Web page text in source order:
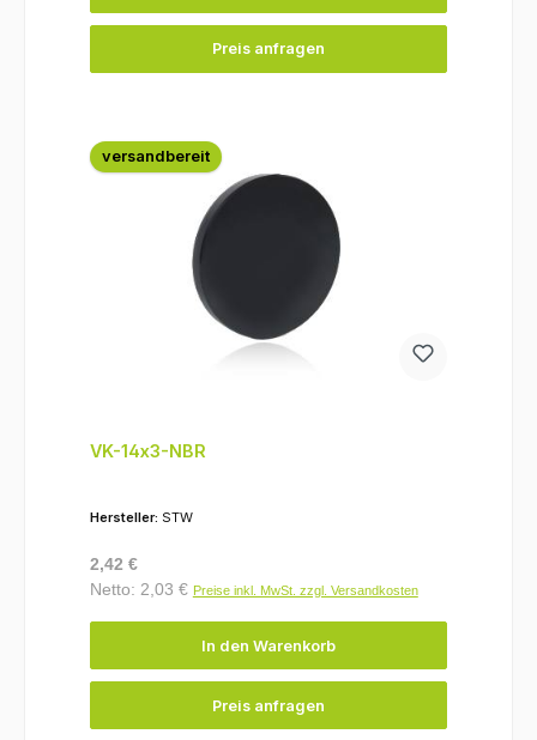
Preis anfragen
versandbereit
VK-14x3-NBR
Hersteller: STW
Regulärer Preis:
2,42 €
Netto: 2,03 € Preise inkl. MwSt. zzgl. Versandkosten
In den Warenkorb
Preis anfragen